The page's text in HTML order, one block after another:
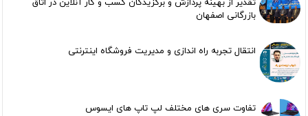
تقدیر از بهینه پردازش و برگزیدگان کسب و کار آنلاین در اتاق
بازرگانی اصفهان
انتقال تجربه راه اندازی و مدیریت فروشگاه اینترنتی
تفاوت سری های مختلف لپ تاپ های ایسوس